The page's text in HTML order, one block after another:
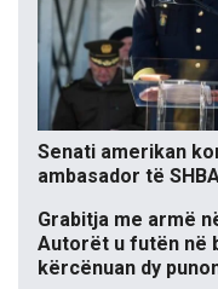
Senati amerikan
ambasador të
Grabitja me armë
Autorët u futën në
kërcënuan dy